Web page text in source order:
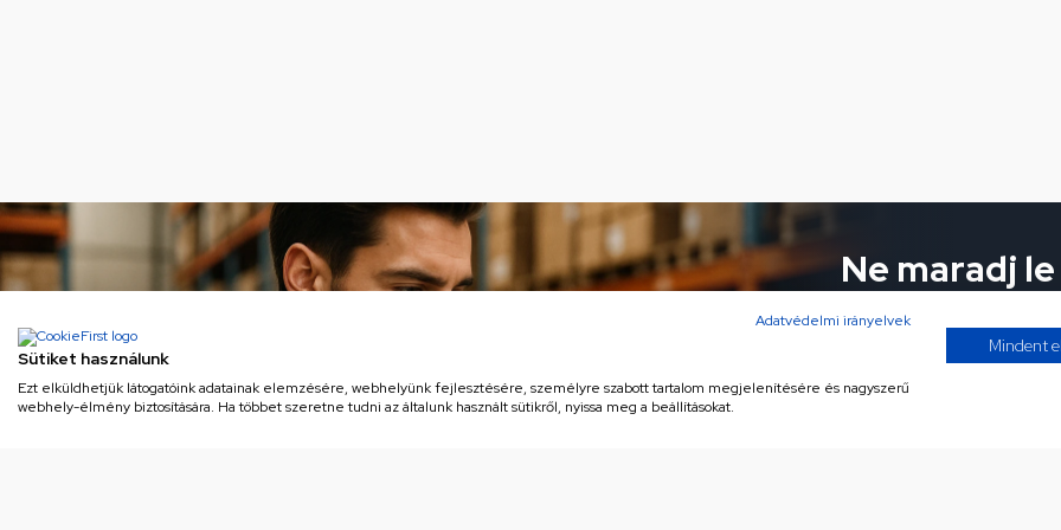
Adatvédelmi irányelvek
Sütiket használunk
Ezt elküldhetjük látogatóink adatainak elemzésére, webhelyünk fejlesztésére, személyre szabott tartalom megjelenítésére és nagyszerű
webhely-élmény biztosítására. Ha többet szeretne tudni az általunk használt sütikről, nyissa meg a beállításokat.
Mindent
Ne maradj
ajánlatokról!
Iratkozz fel